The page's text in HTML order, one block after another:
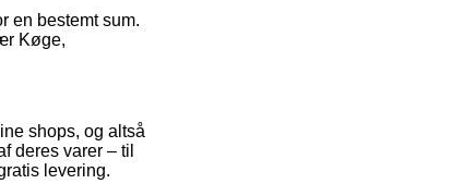
en bestemt sum.
Køge,
shops, og altså
deres varer – til
levering.